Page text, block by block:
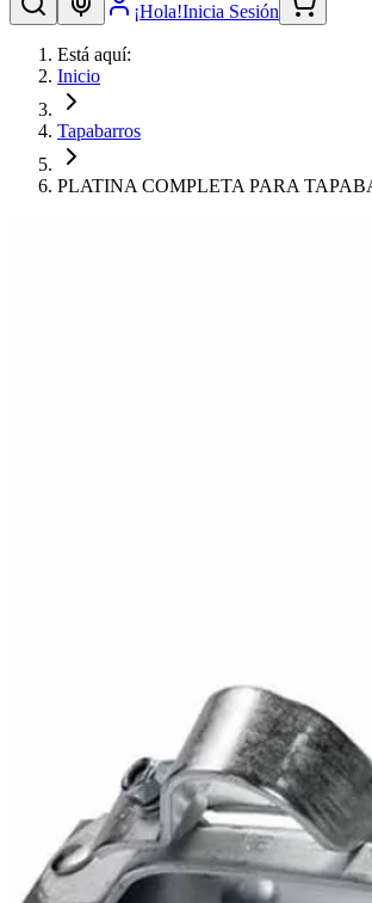
¡Hola!Inicia Sesión
Está aquí:
Inicio
Tapabarros
PLATINA COMPLETA PARA